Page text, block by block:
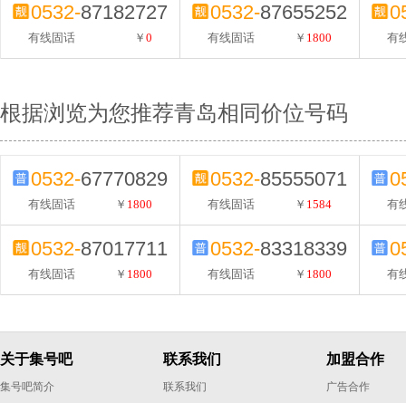
0532-87182727
有线固话 ￥0
0532-87655252
有线固话 ￥ 1800 有
根据浏览为您推荐青岛相同价位号码
0532-67770829
有线固话 ￥ 1800
0532-85555071
有线固话 ￥ 1584 有
0532-87017711
有线固话 ￥ 1800
0532-83318339
有线固话 ￥ 1800 有
关于集号吧
集号吧简介
联系我们
联系我们
加盟合作
广告合作